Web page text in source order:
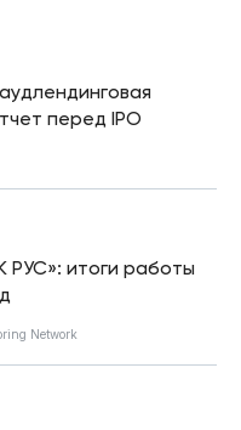
перед IPO
итоги работы
Network